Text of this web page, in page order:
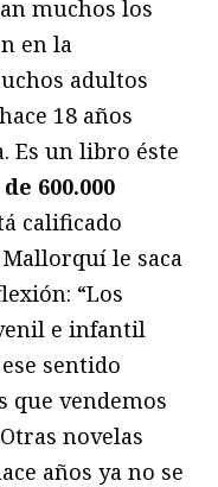
muchos los
en la
adultos
18 años
Es un libro éste
600.000
calificado
le saca
“Los
e infantil
sentido
que vendemos
novelas
años ya no se